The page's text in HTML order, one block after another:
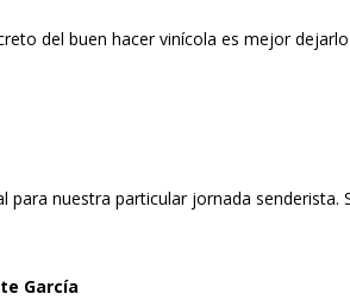
del buen hacer vinícola es mejor
para nuestra particular jornada
García